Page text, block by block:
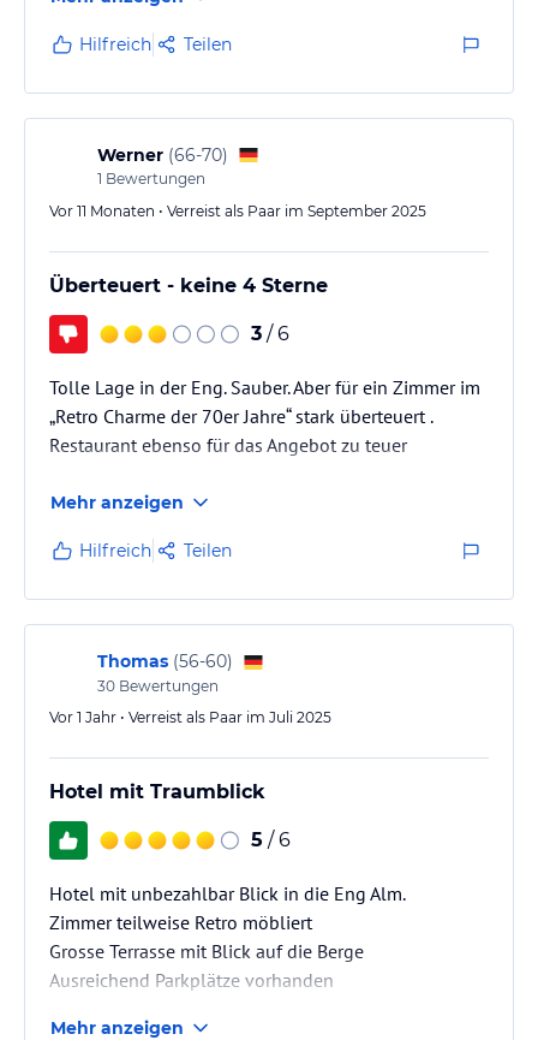
Wanderungen. Sie nimmt Sie dreimal pro Woche mit auf
spannende, kostenlose Themenwanderungen durch unsere
Bergwelt.
E-Tankstelle direkt beim Hotel.
Hinweis: Allgemeine und unverbindliche
ohne Gewähr und ohne Prüfung durch HolidayCheck. Bitte
lies vor der Buchung die verbindlichen
Hilfreich Teilen
Werner (66-70)
1 Bewertungen
Vor 11 Monaten • Verreist als Paar im September 2025
Überteuert - keine 4 Sterne
3 / 6
Tolle Lage in der Eng. Sauber. Aber für ein Zimmer im
„Retro Charme der 70er Jahre“ stark überteuert .
Restaurant ebenso für das Angebot zu teuer
Mehr anzeigen
Hilfreich Teilen
Thomas (56-60)
30 Bewertungen
Vor 1 Jahr • Verreist als Paar im Juli 2025
Hotel mit Traumblick
5 / 6
Hotel mit unbezahlbar Blick in die Eng Alm.
Zimmer teilweise Retro möbliert
Grosse Terrasse mit Blick auf die Berge
Ausreichend Parkplätze vorhanden
Mehr anzeigen